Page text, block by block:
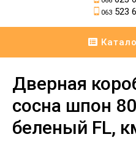
063523
Дверная
сосна шпон
беленый FL,